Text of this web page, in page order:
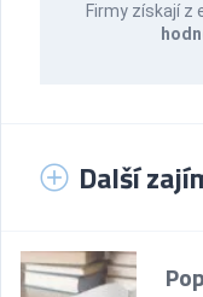
Firmy získají z
Další